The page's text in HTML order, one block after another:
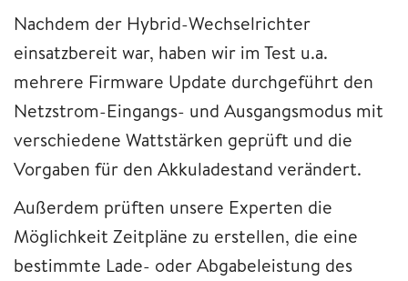
Nachdem der Hybrid-Wechselrichter
einsatzbereit war, haben wir im Test u.a.
mehrere Firmware Update durchgeführt den
Netzstrom-Eingangs- und Ausgangsmodus mit
verschiedene Wattstärken geprüft und die
Vorgaben für den Akkuladestand verändert.
Außerdem prüften unsere Experten die
Möglichkeit Zeitpläne zu erstellen, die eine
bestimmte Lade- oder Abgabeleistung des